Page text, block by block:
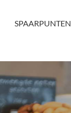
SPAARPUNTEN